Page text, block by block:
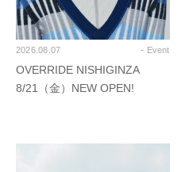
2026.08.07 - Event
OVERRIDE NISHIGINZA
8/21（金）NEW OPEN!